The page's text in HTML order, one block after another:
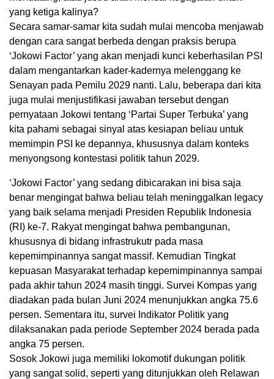
yang ketiga kalinya?
Secara samar-samar kita sudah mulai mencoba menjawab
dengan cara sangat berbeda dengan praksis berupa
‘Jokowi Factor’ yang akan menjadi kunci keberhasilan PSI
dalam mengantarkan kader-kadernya melenggang ke
Senayan pada Pemilu 2029 nanti. Lalu, beberapa dari kita
juga mulai menjustifikasi jawaban tersebut dengan
pernyataan Jokowi tentang ‘Partai Super Terbuka’ yang
kita pahami sebagai sinyal atas kesiapan beliau untuk
memimpin PSI ke depannya, khususnya dalam konteks
menyongsong kontestasi politik tahun 2029.
‘Jokowi Factor’ yang sedang dibicarakan ini bisa saja
benar mengingat bahwa beliau telah meninggalkan legacy
yang baik selama menjadi Presiden Republik Indonesia
(RI) ke-7. Rakyat mengingat bahwa pembangunan,
khususnya di bidang infrastrukutr pada masa
kepemimpinannya sangat massif. Kemudian Tingkat
kepuasan Masyarakat terhadap kepemimpinannya sampai
pada akhir tahun 2024 masih tinggi. Survei Kompas yang
diadakan pada bulan Juni 2024 menunjukkan angka 75.6
persen. Sementara itu, survei Indikator Politik yang
dilaksanakan pada periode September 2024 berada pada
angka 75 persen.
Sosok Jokowi juga memiliki lokomotif dukungan politik
yang sangat solid, seperti yang ditunjukkan oleh Relawan